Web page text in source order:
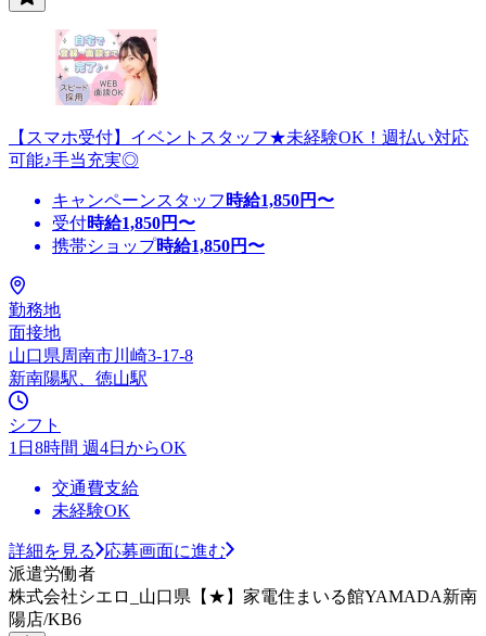
【スマホ受付】イベントスタッフ★未経験OK！週払い対応
可能♪手当充実◎
キャンペーンスタッフ 時給1,850円〜
受付時給1,850円〜
携帯ショップ時給1,850円〜
勤務地
面接地
山口県周南市川崎3-17-8
新南陽駅、徳山駅
シフト
1日8時間 週4日からOK
交通費支給
未経験OK
詳細を見る
応募画面に進む
派遣労働者
株式会社シエロ_山口県【★】家電住まいる館YAMADA新南
陽店/KB6